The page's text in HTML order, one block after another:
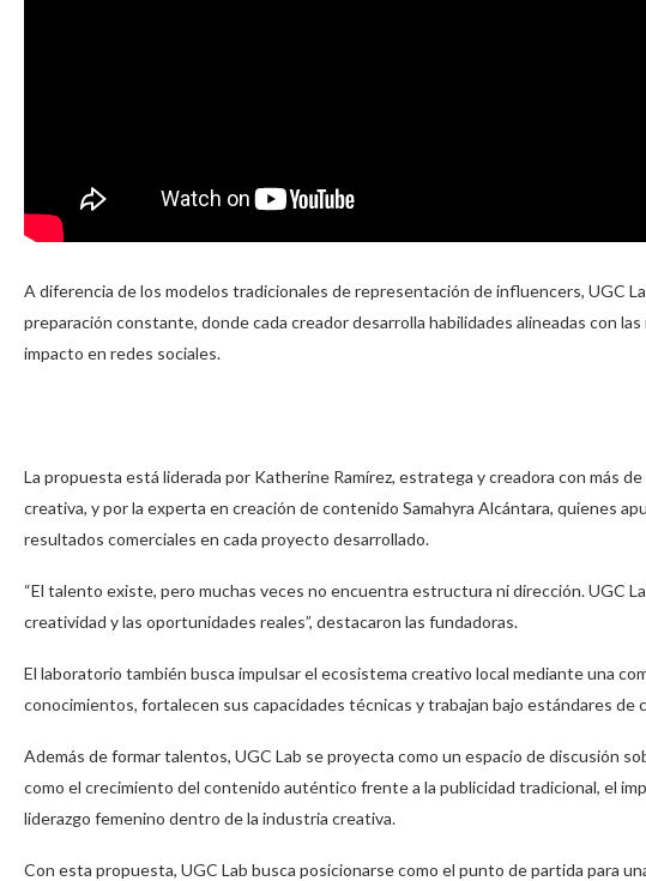
A diferencia de los modelos tradicionales de representación de influencers, UGC
preparación constante, donde cada creador desarrolla habilidades alineadas con
impacto en redes sociales.
La propuesta está liderada por Katherine Ramírez, estratega y creadora con más
creativa, y por la experta en creación de contenido Samahyra Alcántara, quienes
resultados comerciales en cada proyecto desarrollado.
“El talento existe, pero muchas veces no encuentra estructura ni dirección. UGC
creatividad y las oportunidades reales”, destacaron las fundadoras.
El laboratorio también busca impulsar el ecosistema creativo local mediante una
conocimientos, fortalecen sus capacidades técnicas y trabajan bajo estándares de
Además de formar talentos, UGC Lab se proyecta como un espacio de discusión
como el crecimiento del contenido auténtico frente a la publicidad tradicional, el
liderazgo femenino dentro de la industria creativa.
Con esta propuesta, UGC Lab busca posicionarse como el punto de partida para